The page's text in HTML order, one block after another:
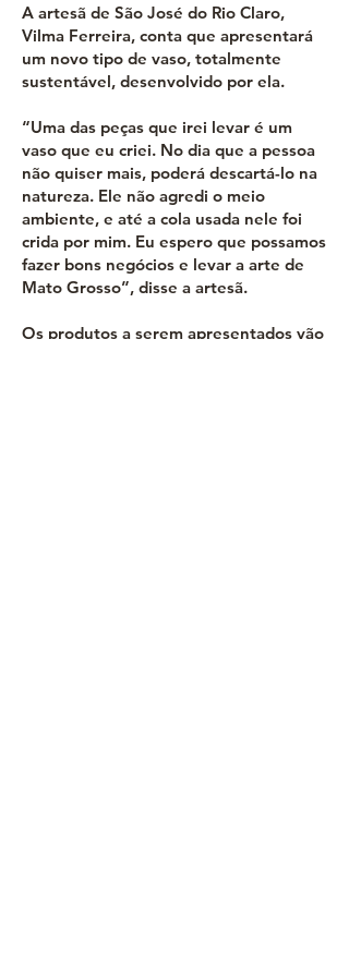
A artesã de São José do Rio Claro,
Vilma Ferreira, conta que apresentará
um novo tipo de vaso, totalmente
sustentável, desenvolvido por ela.
“Uma das peças que irei levar é um
vaso que eu criei. No dia que a pessoa
não quiser mais, poderá descartá-lo na
natureza. Ele não agredi o meio
ambiente, e até a cola usada nele foi
crida por mim. Eu espero que possamos
fazer bons negócios e levar a arte de
Mato Grosso”, disse a artesã.
Os produtos a serem apresentados vão